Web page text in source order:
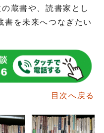
蔵書や、読書家とし
書を未来へつなぎたい
目次へ戻る